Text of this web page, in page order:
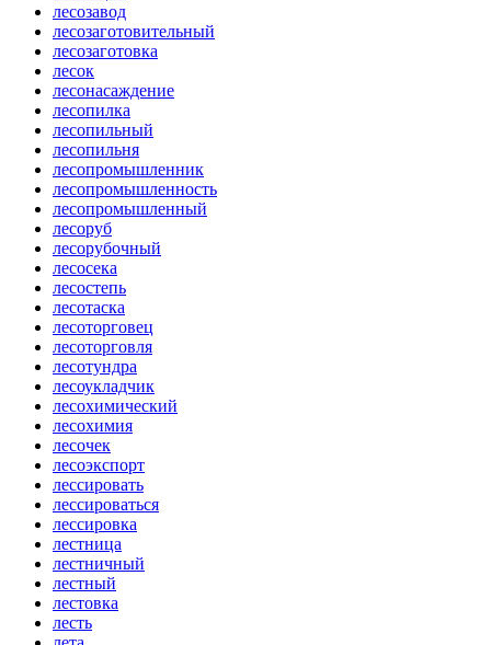
лесозавод
лесозаготовительный
лесозаготовка
лесок
лесонасаждение
лесопилка
лесопильный
лесопильня
лесопромышленник
лесопромышленность
лесопромышленный
лесоруб
лесорубочный
лесосека
лесостепь
лесотаска
лесоторговец
лесоторговля
лесотундра
лесоукладчик
лесохимический
лесохимия
лесочек
лесоэкспорт
лессировать
лессироваться
лессировка
лестница
лестничный
лестный
лестовка
лесть